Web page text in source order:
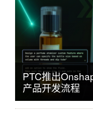
PTC推出
产品开发流程